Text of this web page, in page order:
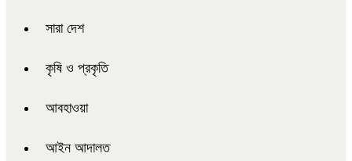
সারা দেশ
কৃষি ও প্রকৃতি
আবহাওয়া
আইন আদালত